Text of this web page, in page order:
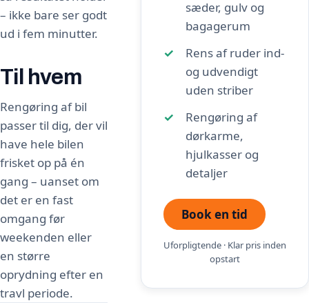
– ikke bare ser godt
ud i fem minutter.
Til hvem
Rengøring af bil
passer til dig, der vil
have hele bilen
frisket op på én
gang – uanset om
det er en fast
omgang før
weekenden eller
en større
oprydning efter en
travl periode.
sæder, gulv og
bagagerum
Rens af ruder ind-
og udvendigt
uden striber
Rengøring af
dørkarme,
hjulkasser og
detaljer
Book en tid
Uforpligtende · Klar pris inden
opstart